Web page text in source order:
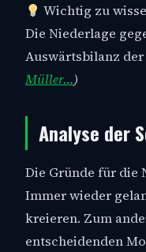
Wichtig zu
Die Niederlage
Auswärtsbilanz
Müller…)
Analyse der
Die Gründe für die
Immer wieder
kreieren. Zum
entscheidenden